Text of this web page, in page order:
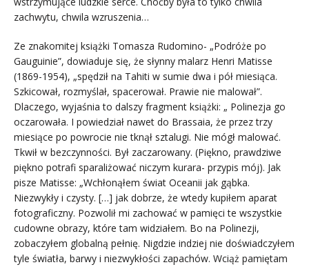
zachwytu, chwila wzruszenia…
Ze znakomitej książki Tomasza Rudomino- „Podróże po
Gauguinie”, dowiaduje się, że słynny malarz Henri Matisse
(1869-1954), „spędził na Tahiti w sumie dwa i pół miesiąca.
Szkicował, rozmyślał, spacerował. Prawie nie malował”.
Dlaczego, wyjaśnia to dalszy fragment książki: „ Polinezja go
oczarowała. I powiedział nawet do Brassaia, że przez trzy
miesiące po powrocie nie tknął sztalugi. Nie mógł malować.
Tkwił w bezczynności. Był zaczarowany. (Piękno, prawdziwe
piękno potrafi sparaliżować niczym kurara- przypis mój). Jak
pisze Matisse: „Wchłonąłem świat Oceanii jak gąbka.
Niezwykły i czysty. […] jak dobrze, że wtedy kupiłem aparat
fotograficzny. Pozwolił mi zachować w pamięci te wszystkie
cudowne obrazy, które tam widziałem. Bo na Polinezji,
zobaczyłem globalną pełnię. Nigdzie indziej nie doświadczyłem
tyle światła, barwy i niezwykłości zapachów. Wciąż pamiętam